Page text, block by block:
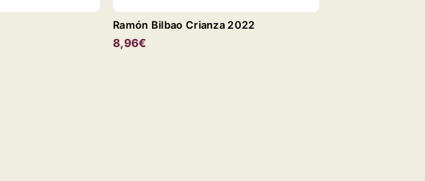
Ramón Bilbao Crianza 2022
8,96€